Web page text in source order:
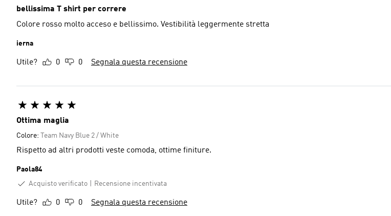
bellissima T shirt per correre
Colore rosso molto acceso e bellissimo. Vestibilità leggermente stretta
ierna
Utile? 0 0 Segnala questa recensione
Ottima maglia
Colore: Team Navy Blue 2 / White
Rispetto ad altri prodotti veste comoda, ottime finiture.
Paola84
Acquisto verificato
Recensione incentivata
Utile? 0 0 Segnala questa recensione